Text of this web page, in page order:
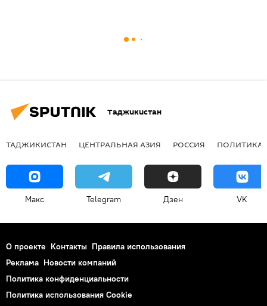
Таджикистан
ТАДЖИКИСТАН ЦЕНТРАЛЬНАЯ АЗИЯ РОССИЯ ПОЛИТИКА
Макс Telegram Дзен VK
О проекте Контакты Правила использования
Реклама Новости компаний
Политика конфиденциальности
Политика использования Cookie